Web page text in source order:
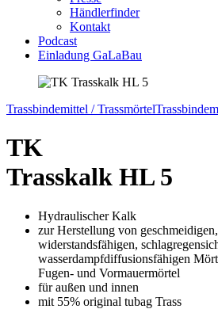
Händlerfinder
Kontakt
Podcast
Einladung GaLaBau
Trassbindemittel / Trassmörtel
TK
Trasskalk HL 5
Hydraulischer Kalk
zur Herstellung von
widerstandsfähigen,
wasserdampfdiffusionsfähigen
Fugen- und Vormauermörtel
für außen und innen
mit 55% original tubag Trass